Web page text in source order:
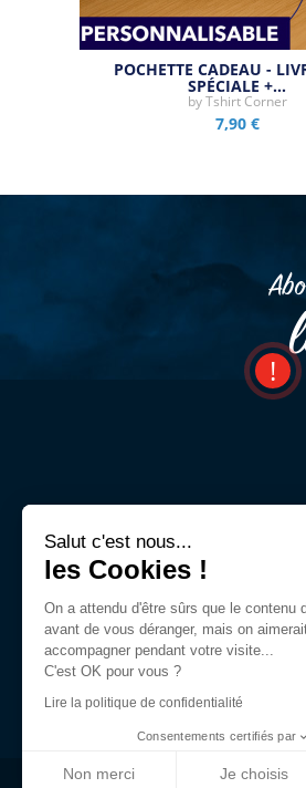
POCHETTE CADEAU -
SPÉCIALE +…
byTshirt Corner
7,90 €
Salut c'est nous...
les Cookies !
On a attendu d'être sûrs que le contenu
avant de vous déranger, mais on
accompagner pendant votre visite...
C'est OK pour vous ?
Lire la politique de confidentialité
Consentements certifiés par
Non merci Je choisis